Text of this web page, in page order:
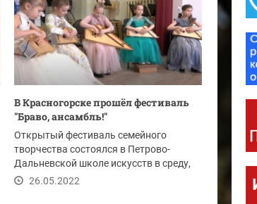
В Красногорске прошёл фестиваль
"Браво, ансамбль!"
Открытый фестиваль семейного
творчества состоялся в Петрово-
Дальневской школе искусств в среду,
25 мая.
26.05.2022